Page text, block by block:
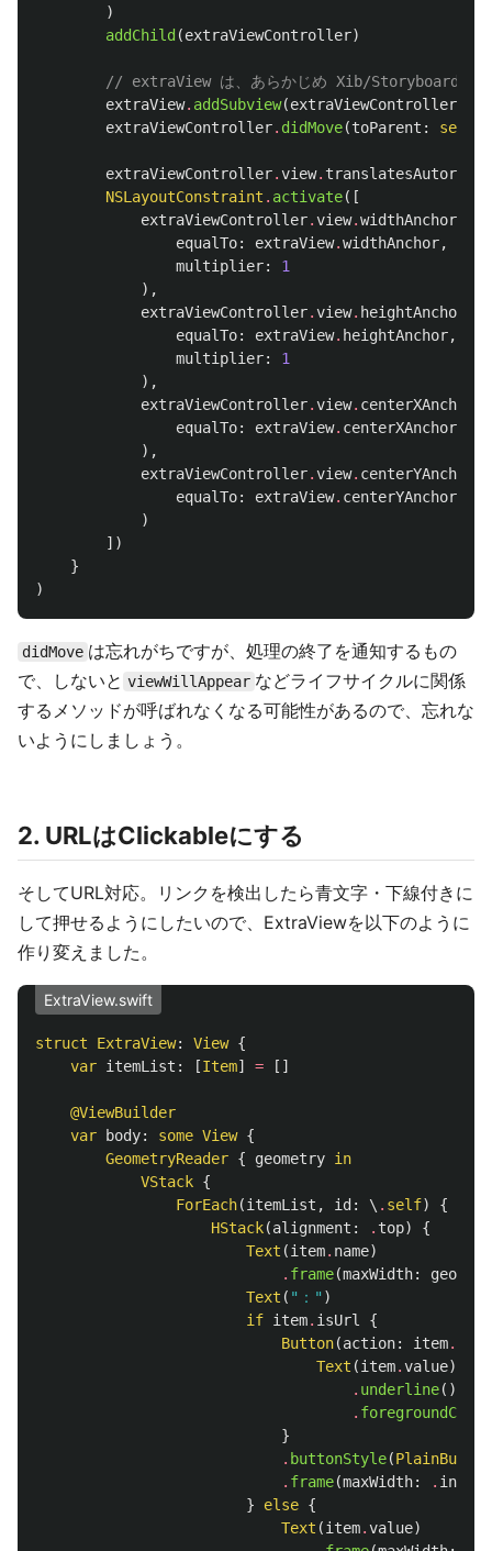
)
addChild (extraViewController)
// extraView は、あらかじめ Xib/Storyboard で
extraView. addSubview(extraViewController
extraViewController. didMove(toParent : self
extraViewController.view.
NSLayoutConstraint . activate([
extraViewController.view.widthAnchor
equalTo: extraView.widthAnchor,
multiplier:
1
),
extraViewController.view. heightAnchor
equalTo: extraView. heightAnchor,
multiplier:
1
),
extraViewController.view. centerXAnchor
equalTo: extraView. centerXAnchor
),
extraViewController.view. centerYAnchor
equalTo: extraView. centerYAnchor
)
])
}
)
didMove は忘れがちですが、処理の終了を通知するもの
で、しないと viewWillAppear などライフサイクルに関係
するメソッドが呼ばれなくなる可能性があるので、忘れな
いようにしましょう。
2. URLはClickableにする
そしてURL対応。リンクを検出したら青文字・下線付きに
して押せるようにしたいので、ExtraViewを以下のように
作り変えました。
ExtraView.swift
struct ExtraView: View {
var itemList : [Item] = []
@ViewBuilder
var
body: some View {
GeometryReader { geometry in
VStack {
ForEach(itemList , id : \ . self) {
HStack(alignment : . top)
{
Text (item. name)
. frame(maxWidth:
Text ( "：" )
if item. isUrl
{
Button(action: item.
Text (item.value)
. underline()
. foregroundColor
}
. buttonStyle(
. frame(maxWidth: .
}
else {
Text (item.value)